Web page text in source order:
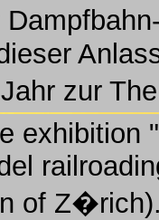
zur
exhibition
of